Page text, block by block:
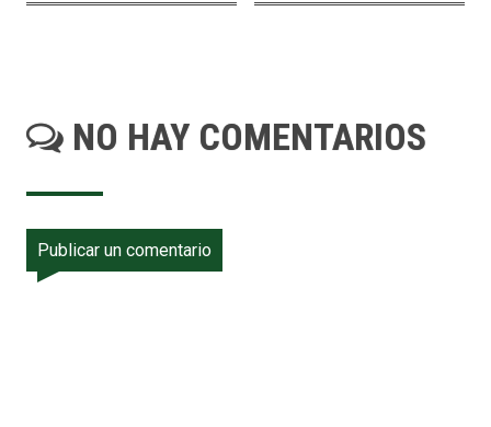
NO HAY COMENTARIOS
Publicar un comentario